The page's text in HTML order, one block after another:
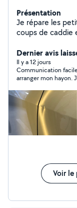
Présentation
Je répare les
coups de caddie
carrosserie Je peux remplacer des éléments de
carrosserie
Dernier avis
Il y a 12 jours
Communication
arranger mon hayon.
Voir le